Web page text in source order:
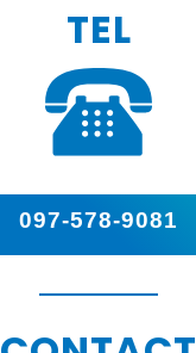
TEL
097-578-9081